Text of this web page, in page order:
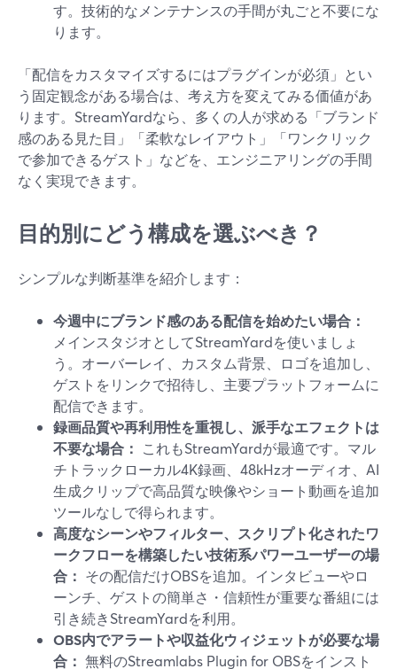
す。技術的なメンテナンスの手間が丸ごと不要にな
ります。
「配信をカスタマイズするにはプラグインが必須」とい
う固定観念がある場合は、考え方を変えてみる価値があ
ります。StreamYardなら、多くの人が求める「ブランド
感のある見た目」「柔軟なレイアウト」「ワンクリック
で参加できるゲスト」などを、エンジニアリングの手間
なく実現できます。
目的別にどう構成を選ぶべき？
シンプルな判断基準を紹介します：
今週中にブランド感のある配信を始めたい場合：
メインスタジオとしてStreamYardを使いましょ
う。オーバーレイ、カスタム背景、ロゴを追加し、
ゲストをリンクで招待し、主要プラットフォームに
配信できます。
録画品質や再利用性を重視し、派手なエフェクトは
不要な場合： これもStreamYardが最適です。マル
チトラックローカル4K録画、48kHzオーディオ、AI
生成クリップで高品質な映像やショート動画を追加
ツールなしで得られます。
高度なシーンやフィルター、スクリプト化されたワ
ークフローを構築したい技術系パワーユーザーの場
合： その配信だけOBSを追加。インタビューやロ
ーンチ、ゲストの簡単さ・信頼性が重要な番組には
引き続きStreamYardを利用。
OBS内でアラートや収益化ウィジェットが必要な場
合： 無料のStreamlabs Plugin for OBSをインスト